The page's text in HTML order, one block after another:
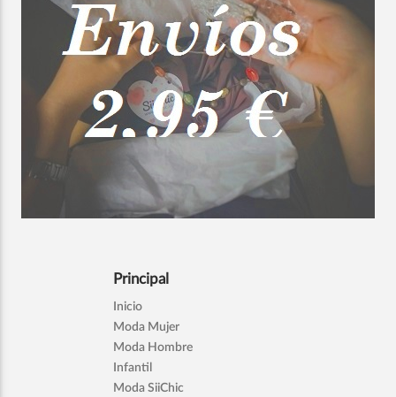
Principal
Inicio
Moda Mujer
Moda Hombre
Infantil
Moda SiiChic